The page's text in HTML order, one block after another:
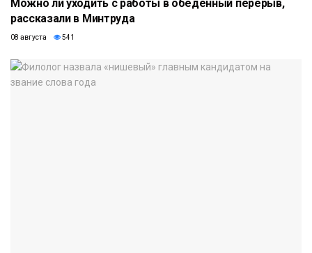
Можно ли уходить с работы в обеденный перерыв,
рассказали в Минтруда
08 августа 541